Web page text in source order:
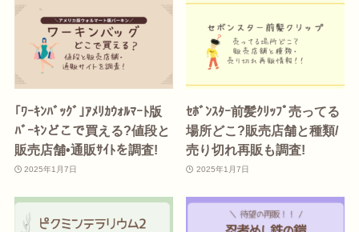
｢ﾜｰｷﾝﾊﾞｯｸﾞ｣ｱﾒﾘｶｳｫﾙﾏｰﾄ版
ﾊﾞｰｷﾝどこで買える?値段と
販売店舗•通販ｻｲﾄを調査!
2025年1月7日
ｾﾎﾞﾝｽﾀｰ前髪ｸﾘｯﾌﾟ売ってる
場所どこ?販売店舗と種類/
売り切れ再販も調査!
2025年1月7日